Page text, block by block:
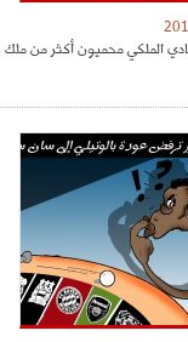
الملكي محميون أكثر من ملك